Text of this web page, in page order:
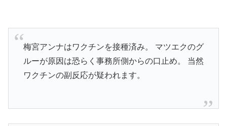
梅宮アンナはワクチンを接種済み。 マツエクのグ
ルーが原因は恐らく事務所側からの口止め。 当然
ワクチンの副反応が疑われます。